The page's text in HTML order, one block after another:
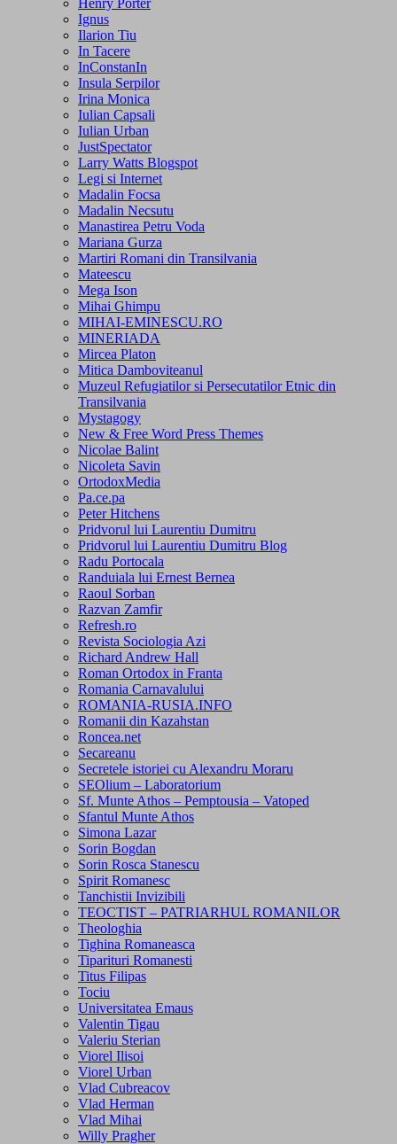
Ignus
Ilarion Tiu
In Tacere
InConstanIn
Insula Serpilor
Irina Monica
Iulian Capsali
Iulian Urban
JustSpectator
Larry Watts Blogspot
Legi si Internet
Madalin Focsa
Madalin Necsutu
Manastirea Petru Voda
Mariana Gurza
Martiri Romani din Transilvania
Mateescu
Mega Ison
Mihai Ghimpu
MIHAI-EMINESCU.RO
MINERIADA
Mircea Platon
Mitica Damboviteanul
Muzeul Refugiatilor si Persecutatilor Etnic din
Transilvania
Mystagogy
New & Free Word Press Themes
Nicolae Balint
Nicoleta Savin
OrtodoxMedia
Pa.ce.pa
Peter Hitchens
Pridvorul lui Laurentiu Dumitru
Pridvorul lui Laurentiu Dumitru Blog
Radu Portocala
Randuiala lui Ernest Bernea
Raoul Sorban
Razvan Zamfir
Refresh.ro
Revista Sociologia Azi
Richard Andrew Hall
Roman Ortodox in Franta
Romania Carnavalului
ROMANIA-RUSIA.INFO
Romanii din Kazahstan
Roncea.net
Secareanu
Secretele istoriei cu Alexandru Moraru
SEOlium – Laboratorium
Sf. Munte Athos – Pemptousia – Vatoped
Sfantul Munte Athos
Simona Lazar
Sorin Bogdan
Sorin Rosca Stanescu
Spirit Romanesc
Tanchistii Invizibili
TEOCTIST – PATRIARHUL ROMANILOR
Theologhia
Tighina Romaneasca
Tiparituri Romanesti
Titus Filipas
Tociu
Universitatea Emaus
Valentin Tigau
Valeriu Sterian
Viorel Ilisoi
Viorel Urban
Vlad Cubreacov
Vlad Herman
Vlad Mihai
Willy Pragher